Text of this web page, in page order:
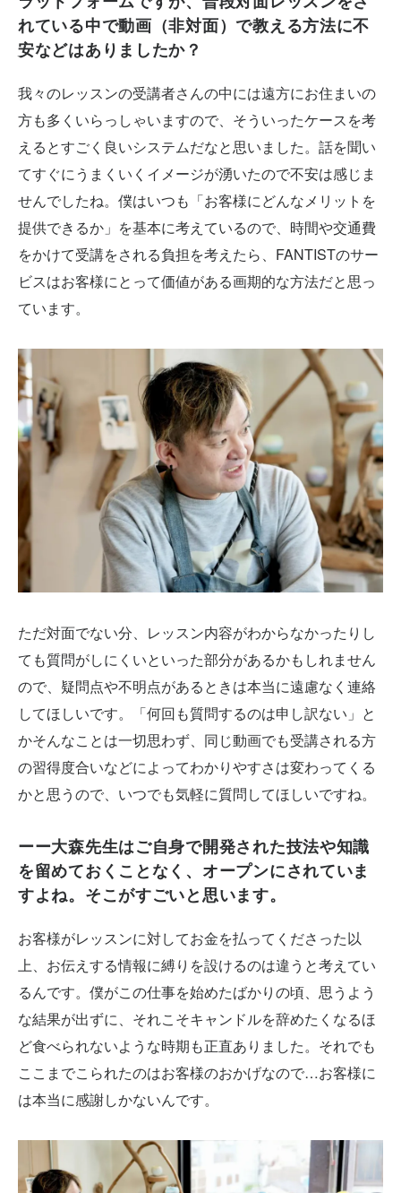
れている中で動画（非対面）で教える方法に不
安などはありましたか？
我々のレッスンの受講者さんの中には遠方にお住まいの
方も多くいらっしゃいますので、そういったケースを考
えるとすごく良いシステムだなと思いました。話を聞い
てすぐにうまくいくイメージが湧いたので不安は感じま
せんでしたね。僕はいつも「お客様にどんなメリットを
提供できるか」を基本に考えているので、時間や交通費
をかけて受講をされる負担を考えたら、FANTISTのサー
ビスはお客様にとって価値がある画期的な方法だと思っ
ています。
ただ対面でない分、レッスン内容がわからなかったりし
ても質問がしにくいといった部分があるかもしれません
ので、疑問点や不明点があるときは本当に遠慮なく連絡
してほしいです。「何回も質問するのは申し訳ない」と
かそんなことは一切思わず、同じ動画でも受講される方
の習得度合いなどによってわかりやすさは変わってくる
かと思うので、いつでも気軽に質問してほしいですね。
ーー大森先生はご自身で開発された技法や知識
を留めておくことなく、オープンにされていま
すよね。そこがすごいと思います。
お客様がレッスンに対してお金を払ってくださった以
上、お伝えする情報に縛りを設けるのは違うと考えてい
るんです。僕がこの仕事を始めたばかりの頃、思うよう
な結果が出ずに、それこそキャンドルを辞めたくなるほ
ど食べられないような時期も正直ありました。それでも
ここまでこられたのはお客様のおかげなので…お客様に
は本当に感謝しかないんです。